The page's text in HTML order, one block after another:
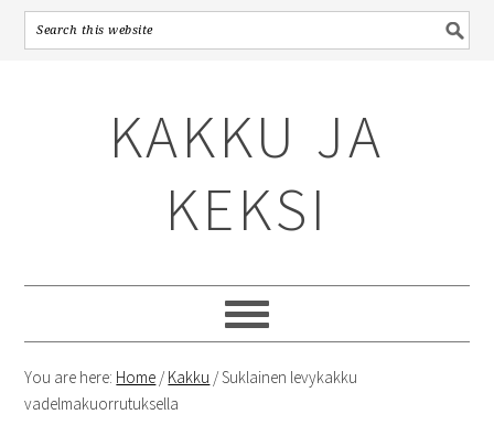
KAKKU JA
KEKSI
You are here: Home /Kakku /Suklainen levykakku
vadelmakuorrutuksella